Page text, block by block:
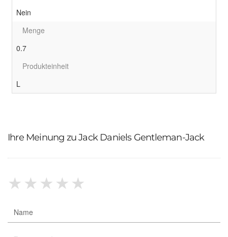
Nein
Menge
0.7
Produkteinheit
L
Ihre Meinung zu Jack Daniels Gentleman-Jack
★★★★★